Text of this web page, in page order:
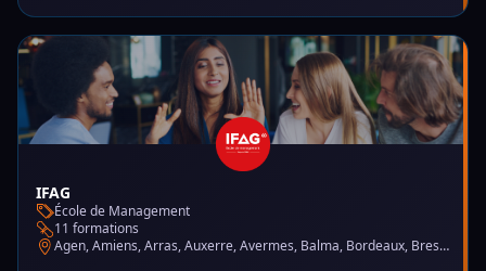
IFAG
École de Management
11 formations
Agen, Amiens, Arras, Auxerre, Avermes, Balma, Bordeaux, Brest, Charleville-Mézières, Chartres, Courbevoie, Dijon, Gap, La Garde, Le Mans, Lille, Lyon, Mont-de-Marsan, Montluçon, Montpellier, Mulhouse, Nantes, Puteaux, Reims, Rennes, Trélazé